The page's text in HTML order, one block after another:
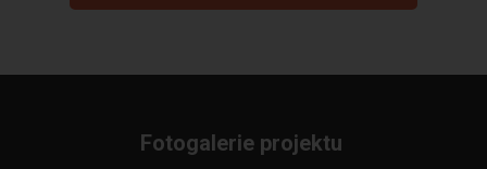
Fotogalerie projektu